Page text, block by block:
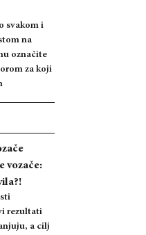
svakom i
na
označite
za koji
vozače:
rezultati
a cilj